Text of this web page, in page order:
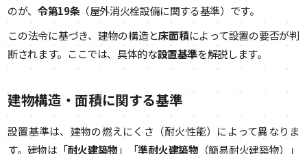
のが、令第19条 （屋外消火栓設備に関する基準）です。
この法令に基づき、建物の構造と床面積によって設置の要否が判
断されます。ここでは、具体的な設置基準を解説します。
建物構造・面積に関する基準
設置基準は、建物の燃えにくさ（耐火性能）によって異なりま
す。建物は「耐火建築物 」「準耐火建築物 （簡易耐火建築物）」